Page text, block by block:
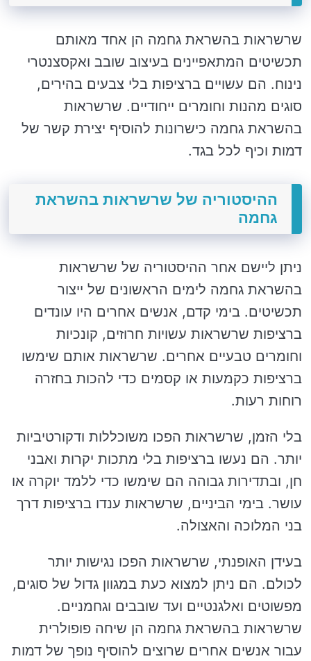
שרשראות בהשראת גחמה הן אחד מאותם
תכשיטים המתאפיינים בעיצוב שובב ואקסצנטרי
נינוח. הם עשויים ברציפות בלי צבעים בהירים,
סוגים מהנות וחומרים ייחודיים. שרשראות
בהשראת גחמה כישרונות להוסיף יצירת קשר של
דמות וכיף לכל בגד.
ההיסטוריה של שרשראות בהשראת
גחמה
ניתן ליישם אחר ההיסטוריה של שרשראות
בהשראת גחמה לימים הראשונים של ייצור
תכשיטים. בימי קדם, אנשים אחרים היו עונדים
ברציפות שרשראות עשויות חרוזים, קונכיות
וחומרים טבעיים אחרים. שרשראות אותם שימשו
ברציפות כקמעות או קסמים כדי להכות בחזרה
רוחות רעות.
בלי הזמן, שרשראות הפכו משוכללות ודקורטיביות
יותר. הם נעשו ברציפות בלי מתכות יקרות ואבני
חן, ובתדירות גבוהה הם שימשו כדי ללמד יוקרה או
עושר. בימי הביניים, שרשראות ענדו ברציפות דרך
בני המלוכה והאצולה.
בעידן האופנתי, שרשראות הפכו נגישות יותר
לכולם. הם ניתן למצוא כעת במגוון גדול של סוגים,
מפשוטים ואלגנטיים ועד שובבים וגחמניים.
שרשראות בהשראת גחמה הן שיחה פופולרית
עבור אנשים אחרים שרוצים להוסיף נופך של דמות